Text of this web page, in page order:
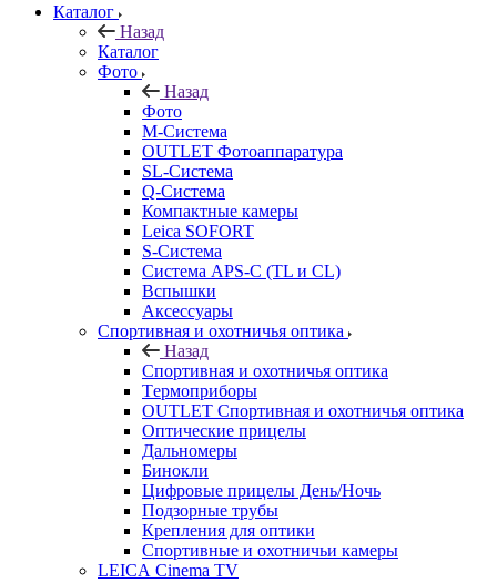
Каталог
Назад
Каталог
Фото
Назад
Фото
M-Система
OUTLET Фотоаппаратура
SL-Система
Q-Cистема
Компактные камеры
Leica SOFORT
S-Система
Система APS-C (TL и CL)
Вспышки
Аксессуары
Спортивная и охотничья оптика
Назад
Спортивная и охотничья оптика
Tермоприборы
OUTLET Спортивная и охотничья оптика
Оптические прицелы
Дальномеры
Бинокли
Цифровые прицелы День/Ночь
Подзорные трубы
Крепления для оптики
Спортивные и охотничьи камеры
LEICA Cinema TV